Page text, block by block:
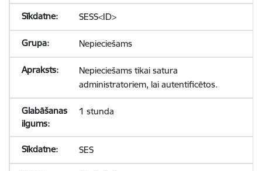
SESS<ID>
Nepieciešams
Nepieciešams tikai satura
administratoriem, lai autentificētos.
1 stunda
SES